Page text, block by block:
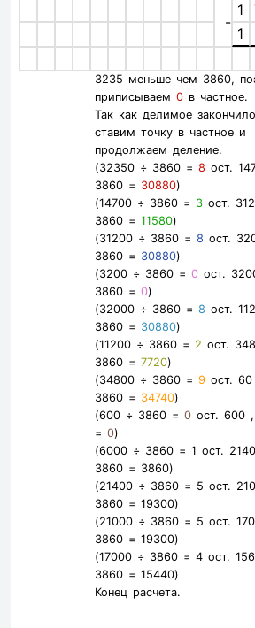
-
1
1
3235 меньше чем 3860,
приписываем 0в частное.
Так как делимое
ставим точку в частное и
продолжаем деление.
(32350 ÷ 3860 = 8 ост.
3860 = 30880)
(14700 ÷ 3860 = 3ост.
3860 = 11580)
(31200 ÷ 3860 = 8 ост.
3860 = 30880)
(3200 ÷ 3860 = 0ост.
3860 = 0)
(32000 ÷ 3860 = 8 ост.
3860 = 30880)
(11200 ÷ 3860 = 2 ост.
3860 = 7720)
(34800 ÷ 3860 = 9ост. 60
3860 = 34740)
(600 ÷ 3860 = 0ост. 600 ,
= 0)
(6000 ÷ 3860 = 1 ост.
3860 = 3860)
(21400 ÷ 3860 = 5 ост.
3860 = 19300)
(21000 ÷ 3860 = 5 ост.
3860 = 19300)
(17000 ÷ 3860 = 4ост.
3860 = 15440)
Конец расчета.